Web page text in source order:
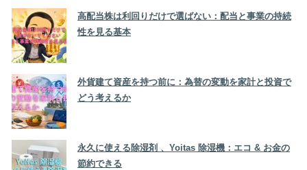
高配当株は利回りだけで選ばない：配当と事業の持続
性を見る基本
外貨建て資産を持つ前に：為替の変動を家計と投資で
どう考えるか
永久に使える除湿剤 、Yoitas 除湿機：エコ & お金の
節約できる